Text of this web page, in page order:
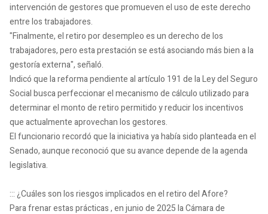
intervención de gestores que promueven el uso de este derecho
entre los trabajadores.
"Finalmente, el retiro por desempleo es un derecho de los
trabajadores, pero esta prestación se está asociando más bien a la
gestoría externa", señaló.
Indicó que la reforma pendiente al artículo 191 de la Ley del Seguro
Social busca perfeccionar el mecanismo de cálculo utilizado para
determinar el monto de retiro permitido y reducir los incentivos
que actualmente aprovechan los gestores.
El funcionario recordó que la iniciativa ya había sido planteada en el
Senado, aunque reconoció que su avance depende de la agenda
legislativa.
::: ¿Cuáles son los riesgos implicados en el retiro del Afore?
Para frenar estas prácticas , en junio de 2025 la Cámara de